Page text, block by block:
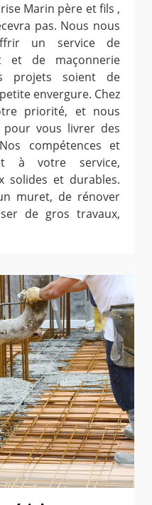
Marin père et fils ,
pas. Nous nous
un service de
et de maçonnerie
projets soient de
envergure. Chez
priorité, et nous
vous livrer des
compétences et
à votre service,
solides et durables.
muret, de rénover
de gros travaux,